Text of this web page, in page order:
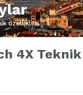
özellikleri.
4X